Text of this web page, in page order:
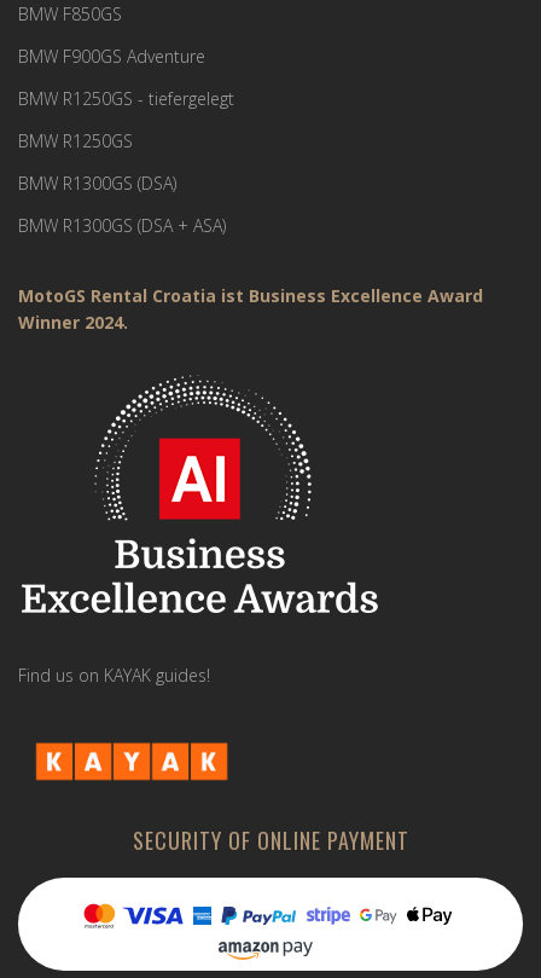
BMW F850GS
BMW F900GS Adventure
BMW R1250GS - tiefergelegt
BMW R1250GS
BMW R1300GS (DSA)
BMW R1300GS (DSA + ASA)
MotoGS Rental Croatia ist Business Excellence Award
Winner 2024.
Find us on KAYAK guides!
SECURITY OF ONLINE PAYMENT